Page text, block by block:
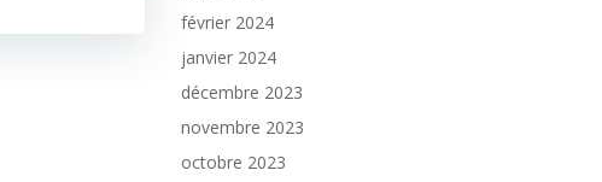
février 2024
janvier 2024
décembre 2023
novembre 2023
octobre 2023